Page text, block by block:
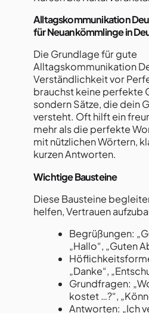
Alltagskommunikation
für Neuankömmlinge in
Die Grundlage für gute
Alltagskommunikation
Verständlichkeit vor
brauchst keine perfekte
sondern Sätze, die dein
versteht. Oft hilft ein
mehr als die perfekte
mit nützlichen Wörtern,
kurzen Antworten.
Wichtige Bausteine
Diese Bausteine
helfen, Vertrauen
Begrüßungen:
„Hallo“, „Guten
„Danke“,
Grundfragen:
kostet …?“,
Antworten: „Ich